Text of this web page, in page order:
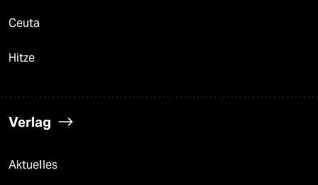
Ceuta
Hitze
Verlag
Aktuelles